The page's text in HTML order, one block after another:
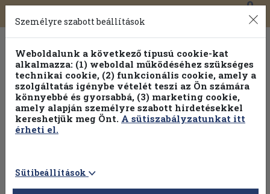
Toggle
navigation
0
Személyre szabott beállítások
Weboldalunk a következő típusú cookie-kat
alkalmazza: (1) weboldal működéséhez szükséges
technikai cookie, (2) funkcionális cookie, amely a
szolgáltatás igénybe vételét teszi az Ön számára
könnyebbé és gyorsabbá, (3) marketing cookie,
amely alapján személyre szabott hirdetésekkel
kereshetjük meg Önt. A sütiszabályzatunkat itt
érheti el.
Sütibeállítások